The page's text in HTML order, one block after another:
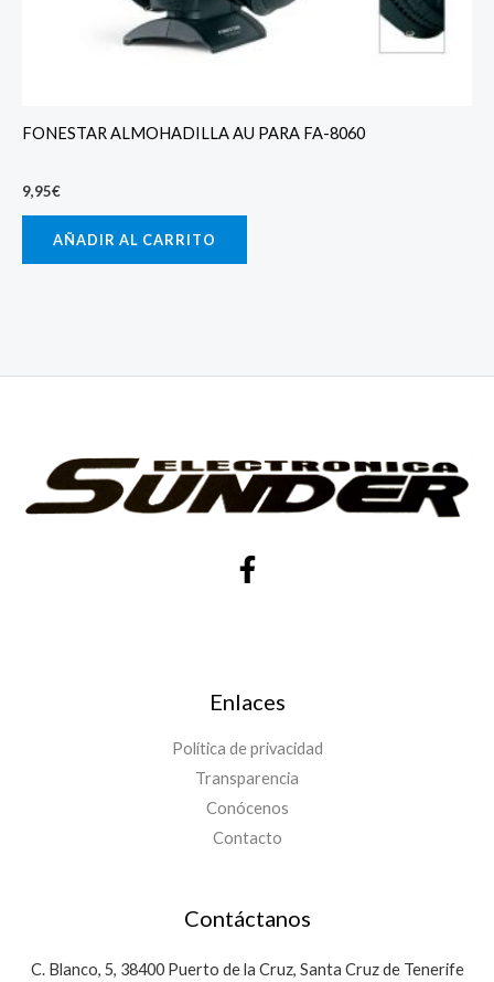
FONESTAR ALMOHADILLA AU PARA FA-8060
9,95€
AÑADIR AL CARRITO
Enlaces
Política de privacidad
Transparencia
Conócenos
Contacto
Contáctanos
C. Blanco, 5, 38400 Puerto de la Cruz, Santa Cruz de Tenerife